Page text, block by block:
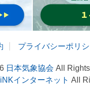
プライバシーポリ
日本気象協会 All
インターネット All